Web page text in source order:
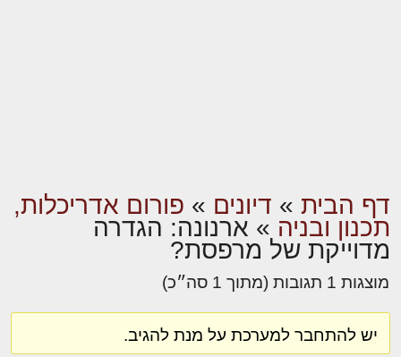
דף הבית » דיונים » פורום אדריכלות,
תכנון ובניה » ארנונה: הגדרה
מדוייקת של מרפסת?
מוצגות 1 תגובות (מתוך 1 סה״כ)
יש להתחבר למערכת על מנת להגיב.